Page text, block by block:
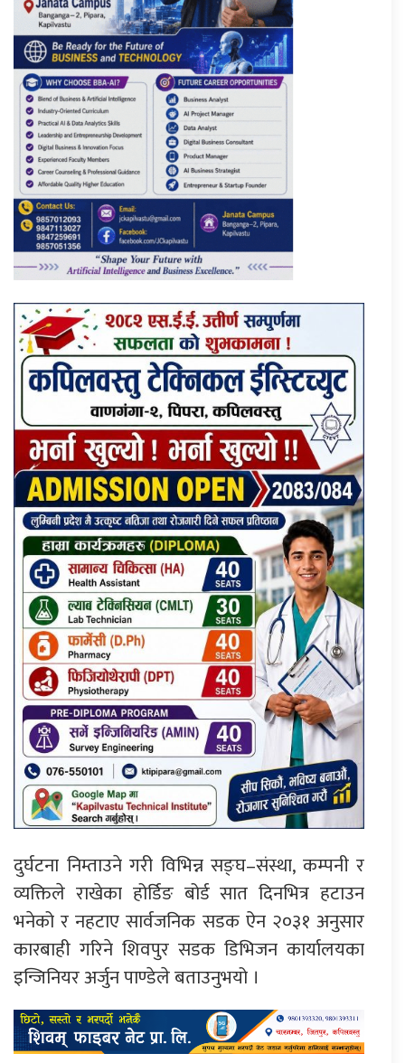
दुर्घटना निम्ताउने गरी विभिन्न सङ्घ–संस्था, कम्पनी र
व्यक्तिले राखेका होर्डिङ बोर्ड सात दिनभित्र हटाउन
भनेको र नहटाए सार्वजनिक सडक ऐन २०३१ अनुसार
कारबाही गरिने शिवपुर सडक डिभिजन कार्यालयका
इन्जिनियर अर्जुन पाण्डेले बताउनुभयो ।